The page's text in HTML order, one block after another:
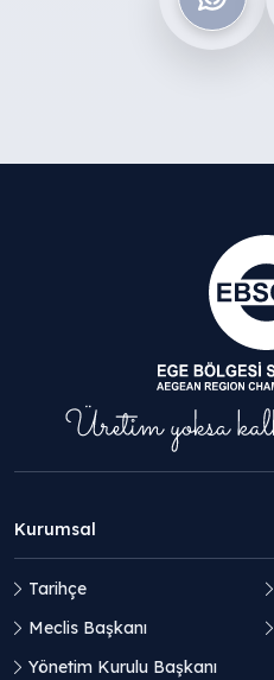
Kurumsal
Tarihçe
Meclis Başkanı
Yönetim Kurulu Başkanı